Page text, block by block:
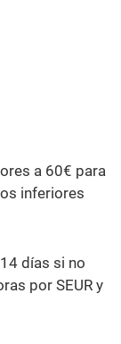
a 60€ para
inferiores
días si no
por SEUR y